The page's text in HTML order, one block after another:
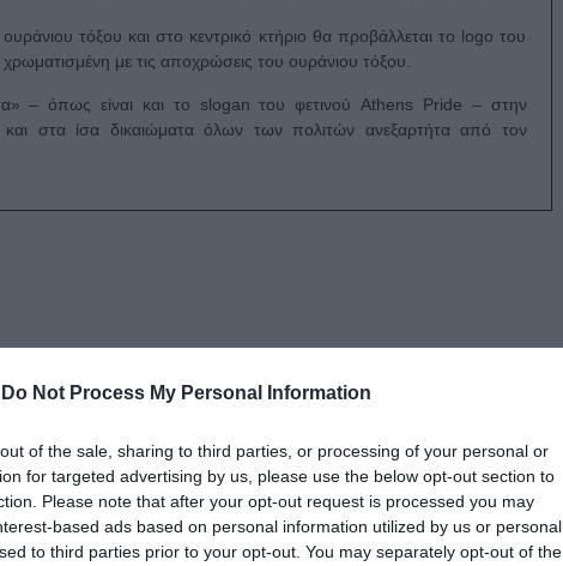
Do Not Process My Personal Information
of the sale, sharing to third parties, or processing of your personal or
for targeted advertising by us, please use the below opt-out section to
Please note that after your opt-out request is processed you may
based ads based on personal information utilized by us or personal
to third parties prior to your opt-out. You may separately opt-out of the
τόξου και στο κεντρικό κτήριο θα προβάλλεται το logo του
με τις αποχρώσεις του ουράνιου τόξου.
– όπως είναι και το slogan του φετινού Athens Pride – στην
και στα ίσα δικαιώματα όλων των πολιτών ανεξαρτήτα από τον